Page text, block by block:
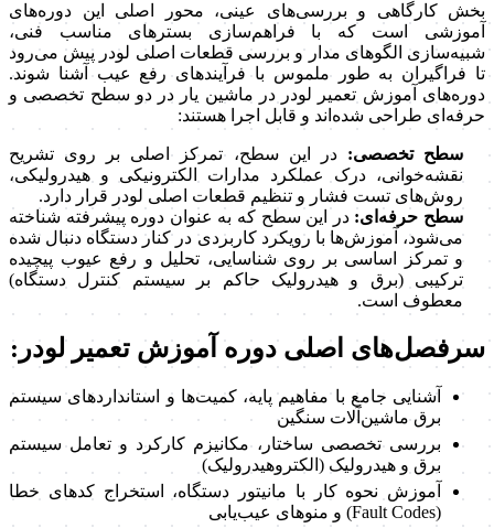
بخش کارگاهی و بررسی‌های عینی، محور اصلی این دوره‌های
آموزشی است که با فراهم‌سازی بسترهای مناسب فنی،
شبیه‌سازی الگوهای مدار و بررسی قطعات اصلی لودر پیش می‌رود
تا فراگیران به طور ملموس با فرآیندهای رفع عیب آشنا شوند.
دوره‌های آموزش تعمیر لودر در ماشین‌ یار در دو سطح تخصصی و
حرفه‌ای طراحی شده‌اند و قابل اجرا هستند:
سطح تخصصی: در این سطح، تمرکز اصلی بر روی تشریح
نقشه‌خوانی، درک عملکرد مدارات الکترونیکی و هیدرولیکی،
روش‌های تست فشار و تنظیم قطعات اصلی لودر قرار دارد.
سطح حرفه‌ای: در این سطح که به عنوان دوره پیشرفته شناخته
می‌شود، آموزش‌ها با رویکرد کاربردی در کنار دستگاه دنبال شده
و تمرکز اساسی بر روی شناسایی، تحلیل و رفع عیوب پیچیده
ترکیبی (برق و هیدرولیک حاکم بر سیستم کنترل دستگاه)
معطوف است.
سرفصل‌های اصلی دوره آموزش تعمیر لودر:
آشنایی جامع با مفاهیم پایه، کمیت‌ها و استانداردهای سیستم
برق ماشین‌آلات سنگین
بررسی تخصصی ساختار، مکانیزم کارکرد و تعامل سیستم
برق و هیدرولیک (الکتروهیدرولیک)
آموزش نحوه کار با مانیتور دستگاه، استخراج کدهای خطا
(Fault Codes) و منوهای عیب‌یابی